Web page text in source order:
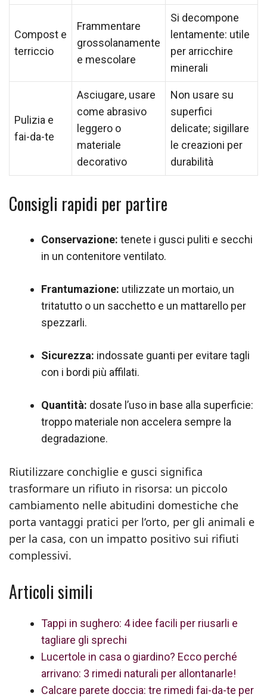
Compost e
terriccio
Frammentare
grossolanamente
e mescolare
Si decompone
lentamente: utile
per arricchire
minerali
Pulizia e
fai-da-te
Asciugare, usare
come abrasivo
leggero o
materiale
decorativo
Non usare su
superfici
delicate; sigillare
le creazioni per
durabilità
Consigli rapidi per partire
Conservazione: tenete i gusci puliti e secchi
in un contenitore ventilato.
Frantumazione: utilizzate un mortaio, un
tritatutto o un sacchetto e un mattarello per
spezzarli.
Sicurezza: indossate guanti per evitare tagli
con i bordi più affilati.
Quantità: dosate l’uso in base alla superficie:
troppo materiale non accelera sempre la
degradazione.
Riutilizzare conchiglie e gusci significa
trasformare un rifiuto in risorsa: un piccolo
cambiamento nelle abitudini domestiche che
porta vantaggi pratici per l’orto, per gli animali e
per la casa, con un impatto positivo sui rifiuti
complessivi.
Articoli simili
Tappi in sughero: 4 idee facili per riusarli e
tagliare gli sprechi
Lucertole in casa o giardino? Ecco perché
arrivano: 3 rimedi naturali per allontanarle!
Calcare parete doccia: tre rimedi fai-da-te per